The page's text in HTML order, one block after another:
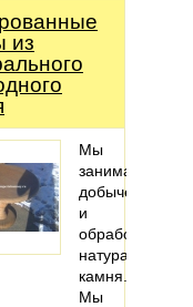
из
Мы
занимаемся
добычей
и
обработкой
натурального
камня.
Мы